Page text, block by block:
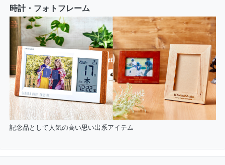
時計・フォトフレーム
記念品として人気の高い思い出系アイテム